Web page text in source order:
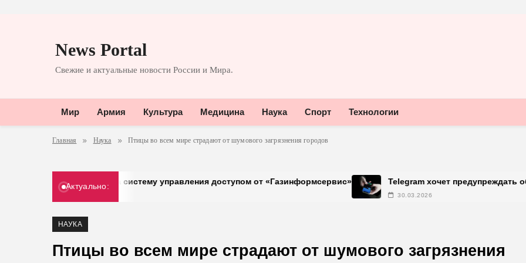
News Portal
Свежие и актуальные новости России и Мира.
Мир Армия Культура Медицина Наука Спорт Технологии
Главная Наука Птицы во всем мире страдают от шумового загрязнения городов
Актуально:
перешел на систему управления доступом от «Газинформсервис» Telegram хочет предупреждать об
30.03.2026
НАУКА
Птицы во всем мире страдают от шумового загрязнения